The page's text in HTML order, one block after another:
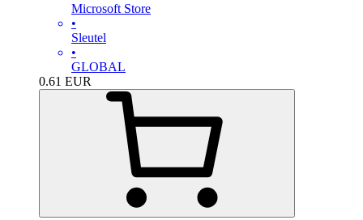
Microsoft Store
•
Sleutel
•
GLOBAL
0.61 EUR